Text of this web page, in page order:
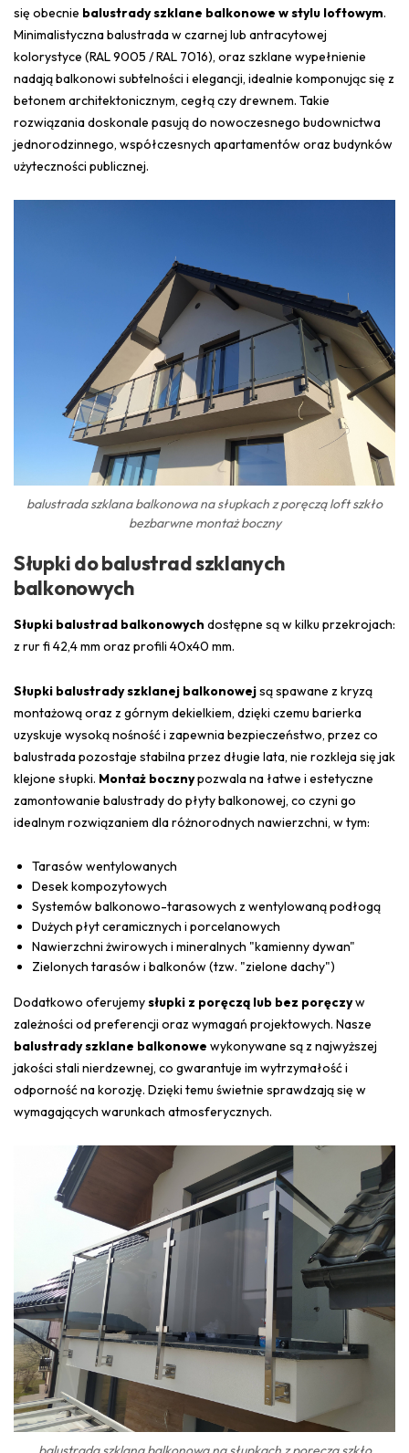
się obecnie balustrady szklane balkonowe w stylu loftowym.
Minimalistyczna balustrada w czarnej lub antracytowej
kolorystyce (RAL 9005 / RAL 7016), oraz szklane wypełnienie
nadają balkonowi subtelności i elegancji, idealnie komponując się z
betonem architektonicznym, cegłą czy drewnem. Takie
rozwiązania doskonale pasują do nowoczesnego budownictwa
jednorodzinnego, współczesnych apartamentów oraz budynków
użyteczności publicznej.
balustrada szklana balkonowa na słupkach z poręczą loft szkło
bezbarwne montaż boczny
Słupki do balustrad szklanych
balkonowych
Słupki balustrad balkonowych dostępne są w kilku przekrojach:
z rur fi 42,4 mm oraz profili 40x40 mm.
Słupki balustrady szklanej balkonowejsą spawane z kryzą
montażową oraz z górnym dekielkiem, dzięki czemu barierka
uzyskuje wysoką nośność i zapewnia bezpieczeństwo, przez co
balustrada pozostaje stabilna przez długie lata, nie rozkleja się jak
klejone słupki. Montaż bocznypozwala na łatwe i estetyczne
zamontowanie balustrady do płyty balkonowej, co czyni go
idealnym rozwiązaniem dla różnorodnych nawierzchni, w tym:
Tarasów wentylowanych
Desek kompozytowych
Systemów balkonowo-tarasowych z wentylowaną podłogą
Dużych płyt ceramicznych i porcelanowych
Nawierzchni żwirowych i mineralnych "kamienny dywan"
Zielonych tarasów i balkonów (tzw. "zielone dachy")
Dodatkowo oferujemysłupki z poręczą lub bez poręczyw
zależności od preferencji oraz wymagań projektowych. Nasze
balustrady szklane balkonowe wykonywane są z najwyższej
jakości stali nierdzewnej, co gwarantuje im wytrzymałość i
odporność na korozję. Dzięki temu świetnie sprawdzają się w
wymagających warunkach atmosferycznych.